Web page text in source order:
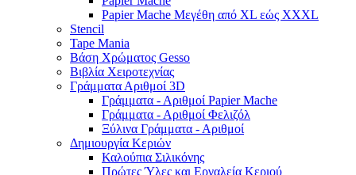
Papier Mache Μεγέθη από XL εώς XXXL
Stencil
Tape Mania
Βάση Χρώματος Gesso
Βιβλία Χειροτεχνίας
Γράμματα Αριθμοί 3D
Γράμματα - Αριθμοί Papier Mache
Γράμματα - Αριθμοί Φελιζόλ
Ξύλινα Γράμματα - Αριθμοί
Δημιουργία Κεριών
Καλούπια Σιλικόνης
Πρώτες Ύλες και Εργαλεία Κεριού